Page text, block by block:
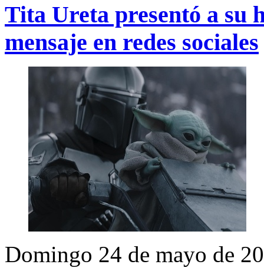
Tita Ureta presentó a su
mensaje en redes sociales
Domingo 24 de mayo de